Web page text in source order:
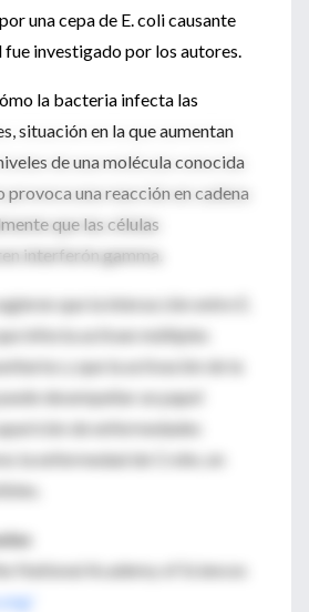
una cepa de E. coli causante
fue investigado por los autores.
la bacteria infecta las
situación en la que aumentan
de una molécula conocida
una reacción en cadena
que las células
interferón gamma.
que la interacción entre E.
infecta activan múltiples
y que la activación de la
desempeñar un papel
de enfermedades
la enfermedad de Crohn, en
National Academy of Sciences